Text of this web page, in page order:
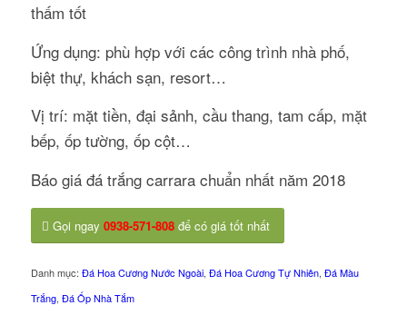
thấm tốt
Ứng dụng: phù hợp với các công trình nhà phố,
biệt thự, khách sạn, resort…
Vị trí: mặt tiền, đại sảnh, cầu thang, tam cấp, mặt
bếp, ốp tường, ốp cột…
Báo giá đá trắng carrara chuẩn nhất năm 2018
Gọi ngay 0938-571-808để có giá tốt nhất
Danh mục: Đá Hoa Cương Nước Ngoài, Đá Hoa Cương Tự Nhiên, Đá Màu
Trắng, Đá Ốp Nhà Tắm